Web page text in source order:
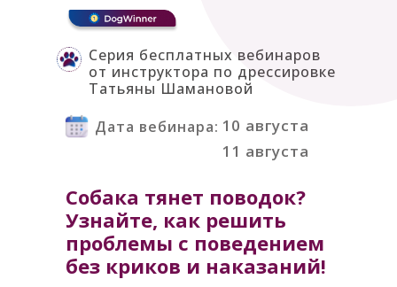
Серия бесплатных вебинаров
от инструктора по дрессировке
Татьяны Шамановой
Собака тянет поводок?
Узнайте, как решить
проблемы с поведением
без криков и наказаний!
Дата вебинара: 10 августа
11 августа